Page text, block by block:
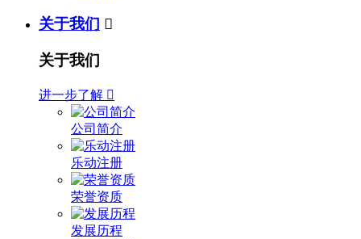
关于我们 
关于我们
进一步了解 
公司简介
乐动注册
荣誉资质
发展历程